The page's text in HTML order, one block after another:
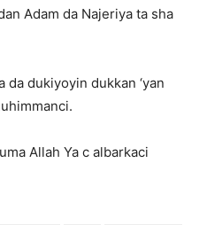
Adam da Najeriya ta sha
da dukiyoyin dukkan ‘yan
Allah Ya c albarkaci